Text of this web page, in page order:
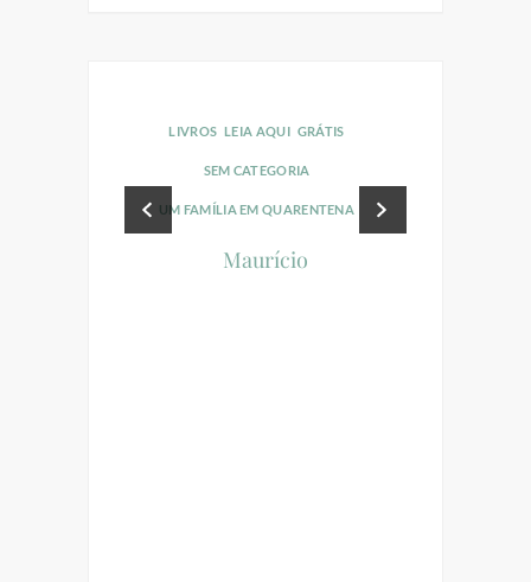
GRÁTIS
LEIA AQUI
LIVROS
SEM CATEGORIA
UM FAMÍLIA EM QUARENTENA
Maurício